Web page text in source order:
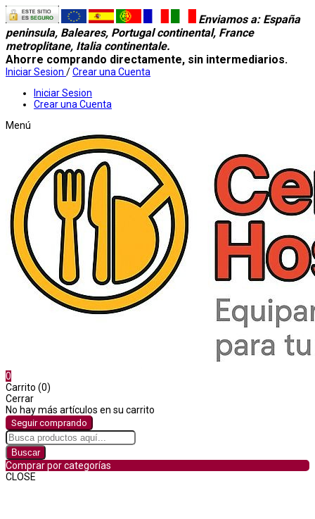
Enviamos a: España
peninsula, Baleares, Portugal continental, France
metroplitane, Italia continentale.
Ahorre comprando directamente, sin intermediarios.
Iniciar Sesion /Crear una Cuenta
Iniciar Sesion
Crear una Cuenta
Menú
0
Carrito (0)
Cerrar
No hay más artículos en su carrito
Seguir comprando
Buscar
Comprar por categorías
CLOSE